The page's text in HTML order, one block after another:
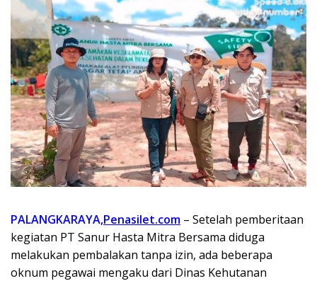
PALANGKARAYA,Penasilet.com – Setelah pemberitaan
kegiatan PT Sanur Hasta Mitra Bersama diduga
melakukan pembalakan tanpa izin, ada beberapa
oknum pegawai mengaku dari Dinas Kehutanan